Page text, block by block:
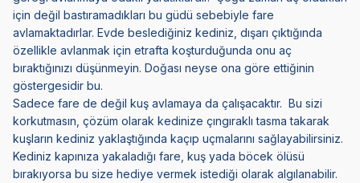
için değil bastıramadıkları bu güdü sebebiyle fare
avlamaktadırlar. Evde beslediğiniz kediniz, dışarı çıktığında
özellikle avlanmak için etrafta koşturduğunda onu aç
bıraktığınızı düşünmeyin. Doğası neyse ona göre ettiğinin
göstergesidir bu.
Sadece fare de değil kuş avlamaya da çalışacaktır. Bu sizi
korkutmasın, çözüm olarak kedinize çıngıraklı tasma takarak
kuşların kediniz yaklaştığında kaçıp uçmalarını sağlayabilirsiniz.
Kediniz kapınıza yakaladığı fare, kuş yada böcek ölüsü
bırakıyorsa bu size hediye vermek istediği olarak algılanabilir.